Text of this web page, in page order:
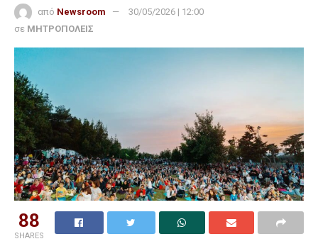
από Newsroom
30/05/2026 | 12:00
σε ΜΗΤΡΟΠΟΛΕΙΣ
88
SHARES